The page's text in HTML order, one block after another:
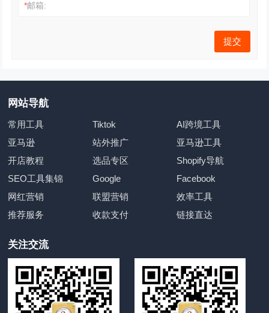
*邮箱:
网站导航
常用工具 Tiktok
AI跨境工具
亚马逊
站外推广
亚马逊工具
开店教程
选品专区
Shopify导航
SEO工具集锦
Google
Facebook
网红营销
联盟营销
效率工具
推荐服务
收款支付 链接直达
关注交流